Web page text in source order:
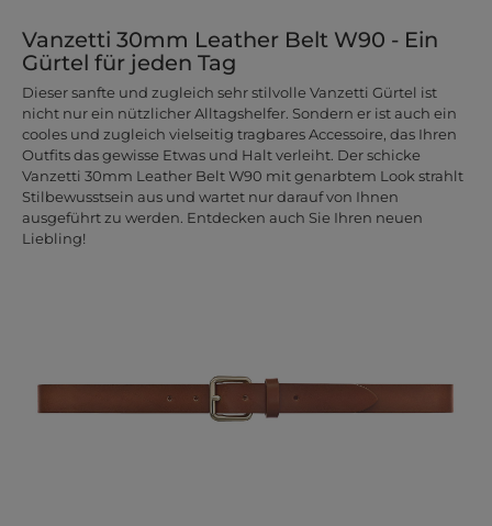
Vanzetti 30mm Leather Belt W90 - Ein
Gürtel für jeden Tag
Dieser sanfte und zugleich sehr stilvolle Vanzetti Gürtel ist
nicht nur ein nützlicher Alltagshelfer. Sondern er ist auch ein
cooles und zugleich vielseitig tragbares Accessoire, das Ihren
Outfits das gewisse Etwas und Halt verleiht. Der schicke
Vanzetti 30mm Leather Belt W90 mit genarbtem Look strahlt
Stilbewusstsein aus und wartet nur darauf von Ihnen
ausgeführt zu werden. Entdecken auch Sie Ihren neuen
Liebling!